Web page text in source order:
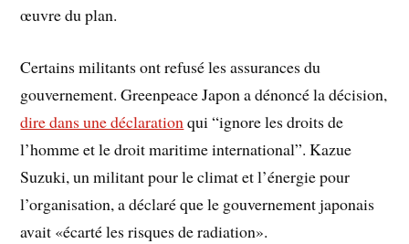
œuvre du plan.
Certains militants ont refusé les assurances du
gouvernement. Greenpeace Japon a dénoncé la décision,
dire dans une déclarationqui “ignore les droits de
l’homme et le droit maritime international”. Kazue
Suzuki, un militant pour le climat et l’énergie pour
l’organisation, a déclaré que le gouvernement japonais
avait «écarté les risques de radiation».